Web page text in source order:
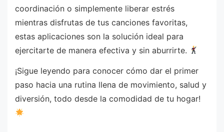
coordinación o simplemente liberar estrés
mientras disfrutas de tus canciones favoritas,
estas aplicaciones son la solución ideal para
ejercitarte de manera efectiva y sin aburrirte.
¡Sigue leyendo para conocer cómo dar el primer
paso hacia una rutina llena de movimiento, salud y
diversión, todo desde la comodidad de tu hogar!